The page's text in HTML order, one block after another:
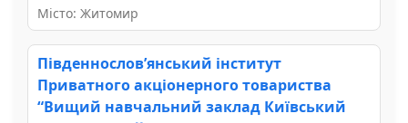
Місто: Житомир
Південнослов’янський інститут
Приватного акціонерного товариства
“Вищий навчальний заклад Київський